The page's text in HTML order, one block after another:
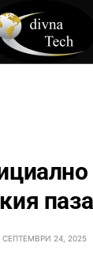
СЕПТЕМВРИ 24, 2025